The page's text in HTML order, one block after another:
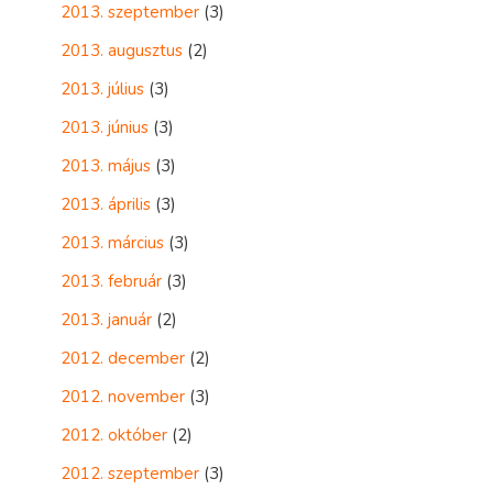
2013. szeptember (3)
2013. augusztus (2)
2013. július (3)
2013. június (3)
2013. május (3)
2013. április (3)
2013. március (3)
2013. február (3)
2013. január (2)
2012. december (2)
2012. november (3)
2012. október (2)
2012. szeptember (3)